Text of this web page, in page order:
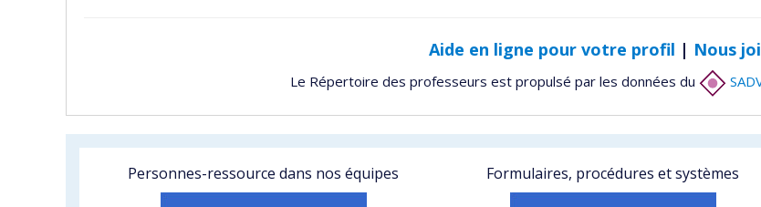
Aide en ligne pour votre profil | Nous
Le Répertoire des professeurs est propulsé par les données du
Personnes-ressource dans nos équipes Formulaires, procédures et systèmes